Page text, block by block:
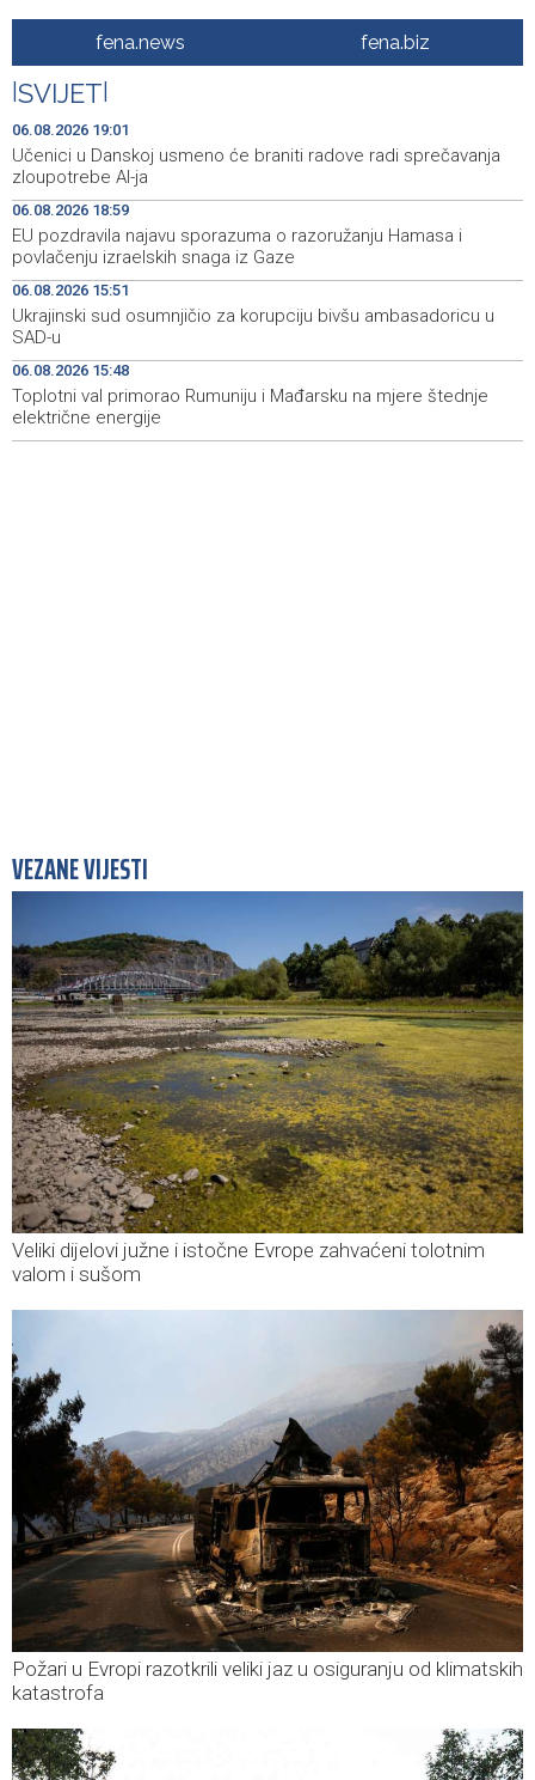
Bacačice kugle Bešlija i Baručija bez plasmana u finale
juniorskog SP-a
20:36
Počeo memorijalni turnir 'Streetball Tomislavgrad 2026.
Branimir Mašić Bani'
20:26
Na Vilsonovom šetalištu u Sarajevu predstavljeno 50
luksuznih i sportskih automobila
20:01 Announcement of events for Friday, 7 August 2026
19:55
Drugi Festival bakri okupio mještane i posjetitelje kod
Livna
heritage project
fena.news fena.biz
SVIJET
06.08.2026 19:01
Učenici u Danskoj usmeno će braniti radove radi sprečavanja
zloupotrebe AI-ja
06.08.2026 18:59
EU pozdravila najavu sporazuma o razoružanju Hamasa i
povlačenju izraelskih snaga iz Gaze
06.08.2026 15:51
Ukrajinski sud osumnjičio za korupciju bivšu ambasadoricu u
SAD-u
06.08.2026 15:48
Toplotni val primorao Rumuniju i Mađarsku na mjere štednje
električne energije
VEZANE VIJESTI
Veliki dijelovi južne i istočne Evrope zahvaćeni tolotnim
valom i sušom
Požari u Evropi razotkrili veliki jaz u osiguranju od klimatskih
katastrofa